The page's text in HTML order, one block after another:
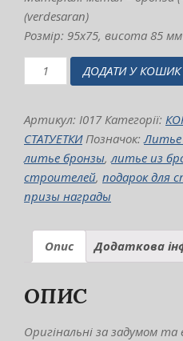
(verdesaran)
Розмір: 95х75, висота 85 мм
бронзова
статуетка
галузь"
висота
85
мм
кількість
ДОДАТИ У КОШИК
Артикул: I017 Категорії:
СТАТУЕТКИ Позначок:
литье бронзы, литье из
строителей, подарок для
призы награды
Опис Додаткова
ОПИС
Оригінальні за задумом